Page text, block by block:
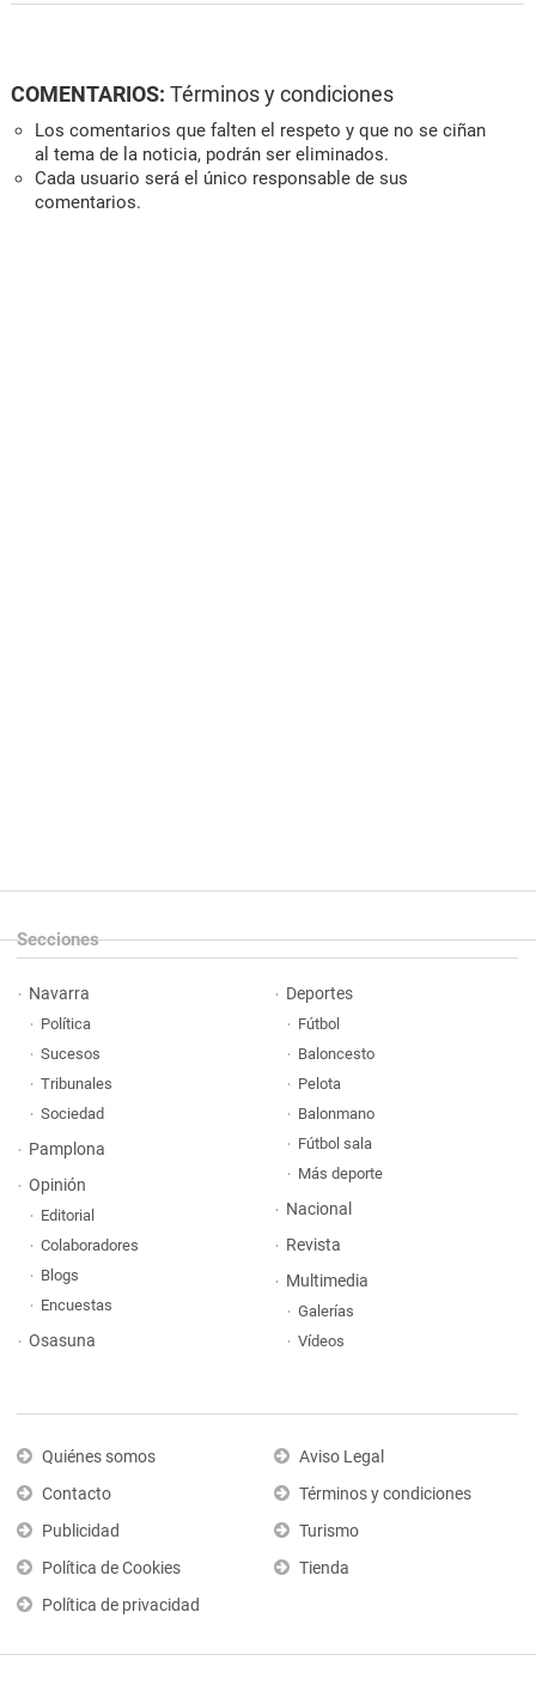
COMENTARIOS: Términos y condiciones
Los comentarios que falten el respeto y que no se ciñan
al tema de la noticia, podrán ser eliminados.
Cada usuario será el único responsable de sus
comentarios.
Secciones
Navarra
Política
Sucesos
Tribunales
Sociedad
Pamplona
Opinión
Editorial
Colaboradores
Blogs
Encuestas
Osasuna
Deportes
Fútbol
Baloncesto
Pelota
Balonmano
Fútbol sala
Más deporte
Nacional
Revista
Multimedia
Galerías
Vídeos
Quiénes somos
Contacto
Publicidad
Política de Cookies
Política de privacidad
Aviso Legal
Términos y condiciones
Turismo
Tienda